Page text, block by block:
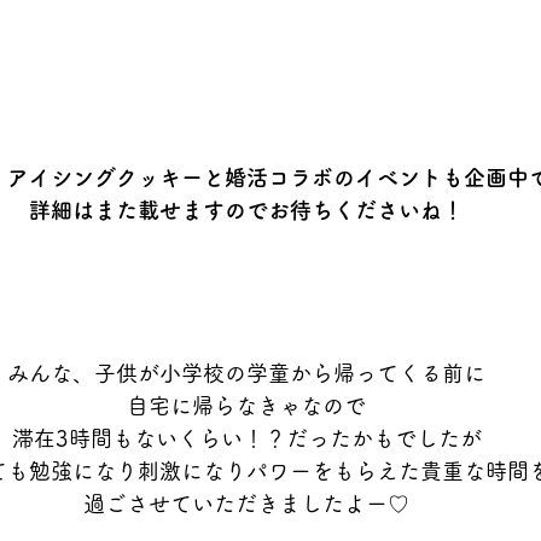
アイシングクッキーと婚活コラボのイベントも企画
詳細はまた載せますのでお待ちくださいね！
みんな、子供が小学校の学童から帰ってくる前に
自宅に帰らなきゃなので
滞在3時間もないくらい！？だったかもでしたが
も勉強になり刺激になりパワーをもらえた貴重な時間
過ごさせていただきましたよー♡